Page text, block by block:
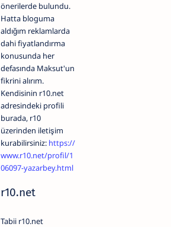
önerilerde bulundu.
Hatta bloguma
aldığım reklamlarda
dahi fiyatlandırma
konusunda her
defasında Maksut'un
fikrini alırım.
Kendisinin r10.net
adresindeki profili
burada, r10
üzerinden iletişim
kurabilirsiniz: https://
www.r10.net/profil/1
06097-yazarbey.html
r10.net
Tabii r10.net